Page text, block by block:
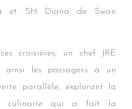
et SH Diana de Swan
croisières, un chef JRE
ainsi les passagers à un
parallèle, explorant la
culinaire qui a fait la